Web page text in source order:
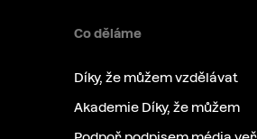
Co děláme
Díky, že můžem vzdělávat
Akademie Díky, že můžem